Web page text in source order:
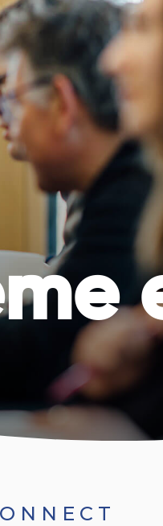
INITIATIVES
DURABLES
TOUS
UNE
BONNE
RAISON
D’AGIR